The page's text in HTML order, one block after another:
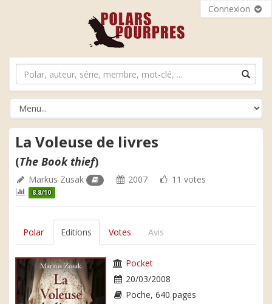
Connexion
La Voleuse de livres
(The Book thief)
Markus Zusak 2007 11 votes
8.8/10
Polar Editions Votes Avis
Pocket
20/03/2008
Poche, 640 pages